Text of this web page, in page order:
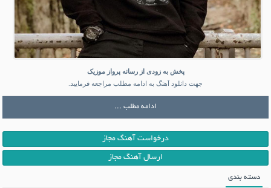
پخش به زودی از رسانه پرواز موزیک
جهت دانلود آهنگ به ادامه مطلب مراجعه فرمایید.
ادامه مطلب ...
درخواست آهنگ مجاز
ارسال آهنگ مجاز
دسته بندی